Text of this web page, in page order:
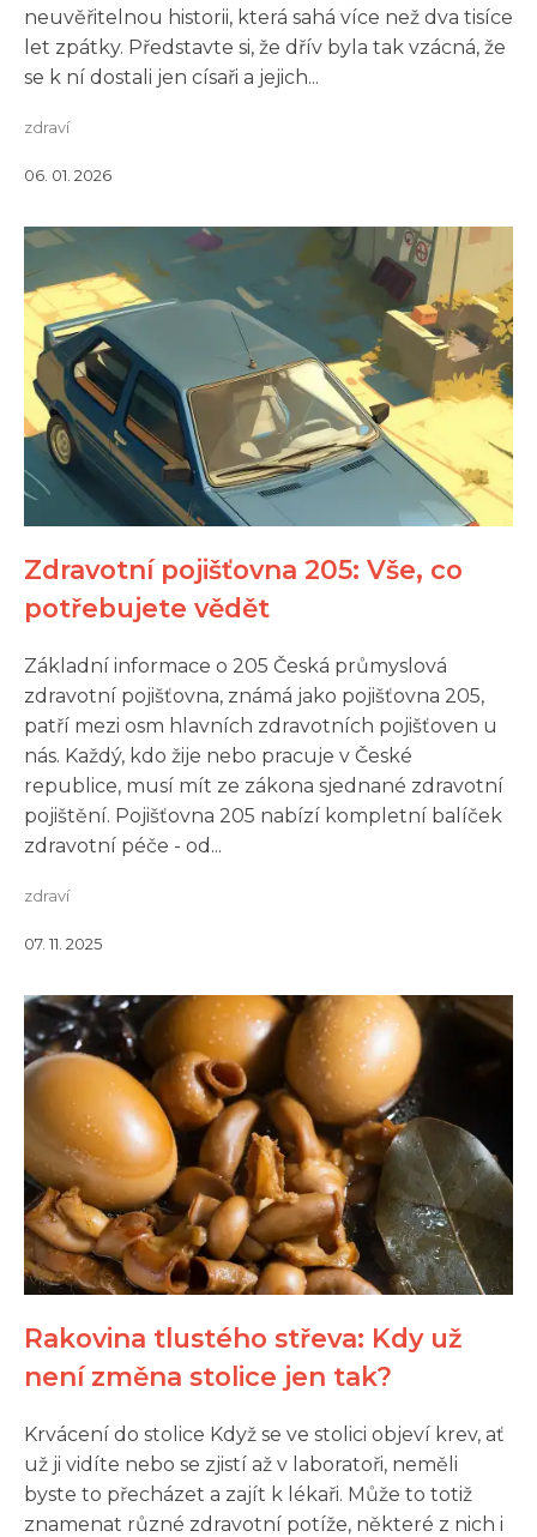
neuvěřitelnou historii, která sahá více než dva tisíce
let zpátky. Představte si, že dřív byla tak vzácná, že
se k ní dostali jen císaři a jejich...
zdraví
06. 01. 2026
Zdravotní pojišťovna 205: Vše, co
potřebujete vědět
Základní informace o 205 Česká průmyslová
zdravotní pojišťovna, známá jako pojišťovna 205,
patří mezi osm hlavních zdravotních pojišťoven u
nás. Každý, kdo žije nebo pracuje v České
republice, musí mít ze zákona sjednané zdravotní
pojištění. Pojišťovna 205 nabízí kompletní balíček
zdravotní péče - od...
zdraví
07. 11. 2025
Rakovina tlustého střeva: Kdy už
není změna stolice jen tak?
Krvácení do stolice Když se ve stolici objeví krev, ať
už ji vidíte nebo se zjistí až v laboratoři, neměli
byste to přecházet a zajít k lékaři. Může to totiž
znamenat různé zdravotní potíže, některé z nich i